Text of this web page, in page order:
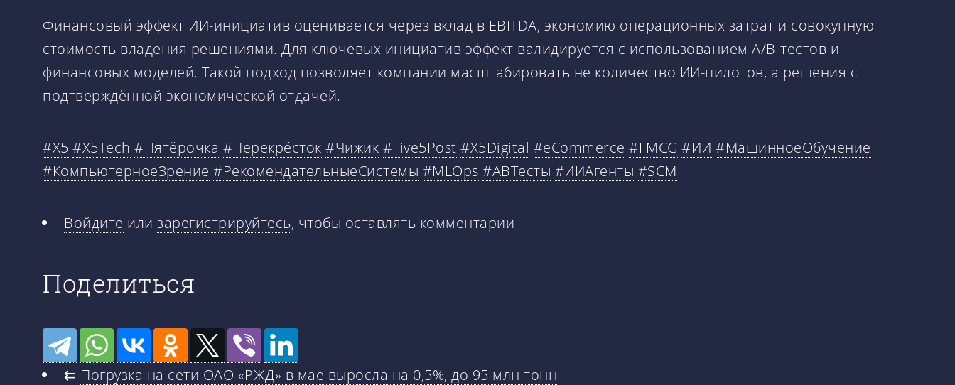
Финансовый эффект ИИ-инициатив оценивается через вклад в EBITDA, экономию операционных затрат и совокупную
стоимость владения решениями. Для ключевых инициатив эффект валидируется с использованием A/B-тестов и
финансовых моделей. Такой подход позволяет компании масштабировать не количество ИИ-пилотов, а решения с
подтверждённой экономической отдачей.
#X5 #X5Tech #Пятёрочка #Перекрёсток #Чижик #Five5Post #X5Digital #eCommerce #FMCG #ИИ #МашинноеОбучение
#КомпьютерноеЗрение #РекомендательныеСистемы #MLOps #ABТесты #ИИАгенты #SCM
Войдите или зарегистрируйтесь, чтобы оставлять комментарии
Поделиться
⇇ Погрузка на сети ОАО «РЖД» в мае выросла на 0,5%, до 95 млн тонн